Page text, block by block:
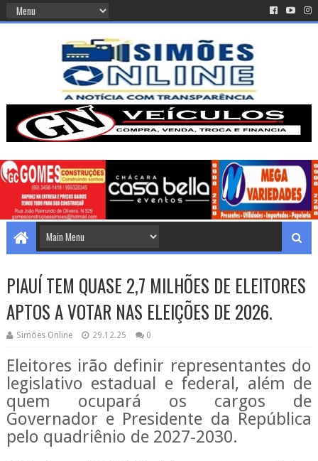
PIAUÍ TEM QUASE 2,7 MILHÕES DE ELEITORES
APTOS A VOTAR NAS ELEIÇÕES DE 2026.
Simões Online 29.12.25 0
Eleitores irão definir representantes do
legislativo estadual e federal, além de
quem ocupará os cargos de
Governador e Presidente da República
pelo quadriênio de 2027-2030.